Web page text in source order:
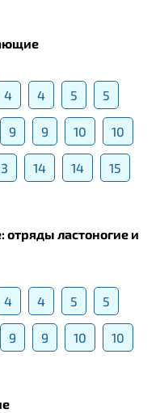
4 4 5 5
9 9 10 10
14 14 15
ластоногие и
4 4 5 5
9 9 10 10